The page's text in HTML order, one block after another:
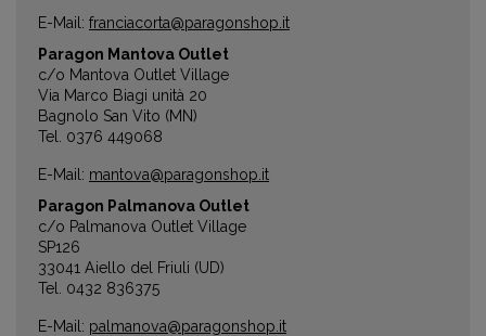
E-Mail: franciacorta@paragonshop.it
Paragon Mantova Outlet
c/o Mantova Outlet Village
Via Marco Biagi unità 20
Bagnolo San Vito (MN)
Tel. 0376 449068
E-Mail: mantova@paragonshop.it
Paragon Palmanova Outlet
c/o Palmanova Outlet Village
SP126
33041 Aiello del Friuli (UD)
Tel. 0432 836375
E-Mail: palmanova@paragonshop.it